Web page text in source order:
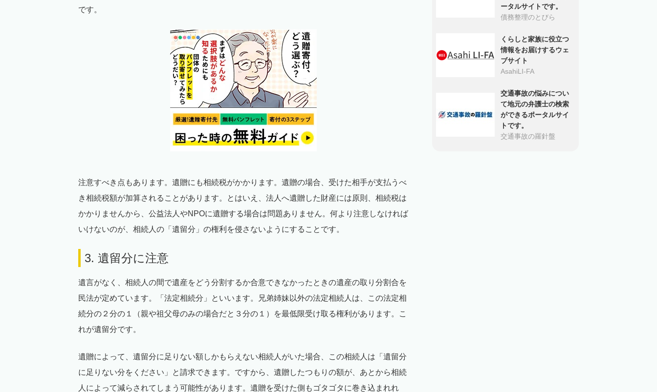
です。
注意すべき点もあります。遺贈にも相続税がかかります。遺贈の場合、受けた相手が支払うべ
き相続税額が加算されることがあります。とはいえ、法人へ遺贈した財産には原則、相続税は
かかりませんから、公益法人やNPOに遺贈する場合は問題ありません。何より注意しなければ
いけないのが、相続人の「遺留分」の権利を侵さないようにすることです。
3. 遺留分に注意
遺言がなく、相続人の間で遺産をどう分割するか合意できなかったときの遺産の取り分割合を
民法が定めています。「法定相続分」といいます。兄弟姉妹以外の法定相続人は、この法定相
続分の２分の１（親や祖父母のみの場合だと３分の１）を最低限受け取る権利があります。こ
れが遺留分です。
遺贈によって、遺留分に足りない額しかもらえない相続人がいた場合、この相続人は「遺留分
に足りない分をください」と請求できます。ですから、遺贈したつもりの額が、あとから相続
人によって減らされてしまう可能性があります。遺贈を受けた側もゴタゴタに巻き込まれれ
ータルサイトです。
債務整理のとびら
くらしと家族に役立つ
情報をお届けするウェ
ブサイト
AsahiLI-FA
交通事故の悩みについ
て地元の弁護士の検索
ができるポータルサイ
トです。
交通事故の羅針盤